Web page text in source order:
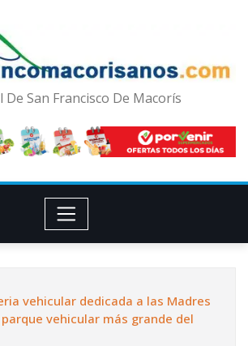
De San Francisco De Macorís
vehicular dedicada a las Madres
parque vehicular más grande del